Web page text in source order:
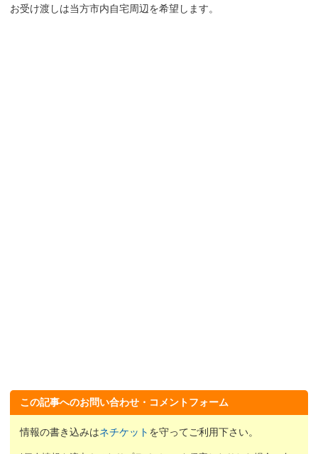
お受け渡しは当方市内自宅周辺を希望します。
この記事へのお問い合わせ・コメントフォーム
情報の書き込みはネチケット を守ってご利用下さい。